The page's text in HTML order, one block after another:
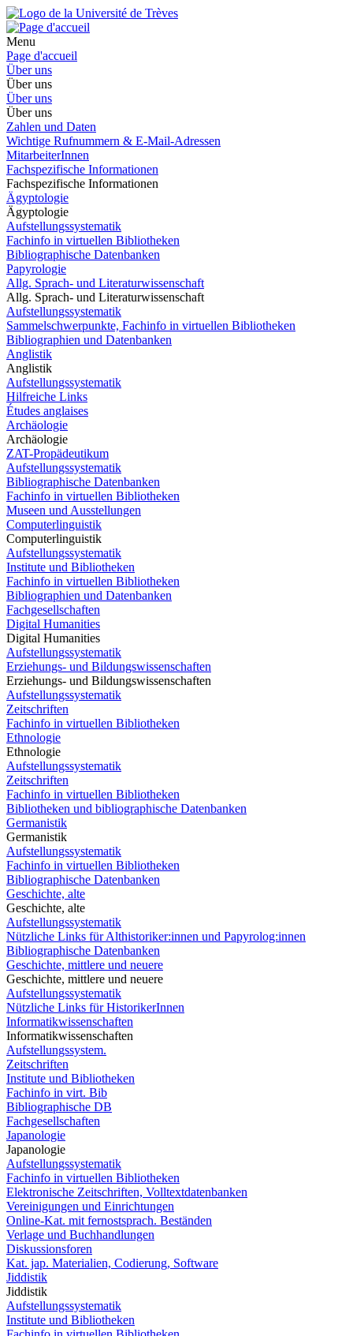
Menu
Page d'accueil
Über uns
Über uns
Über uns
Über uns
Zahlen und Daten
Wichtige Rufnummern & E-Mail-Adressen
MitarbeiterInnen
Fachspezifische Informationen
Fachspezifische Informationen
Ägyptologie
Ägyptologie
Aufstellungssystematik
Fachinfo in virtuellen Bibliotheken
Bibliographische Datenbanken
Papyrologie
Allg. Sprach- und Literaturwissenschaft
Allg. Sprach- und Literaturwissenschaft
Aufstellungssystematik
Sammelschwerpunkte, Fachinfo in virtuellen Bibliotheken
Bibliographien und Datenbanken
Anglistik
Anglistik
Aufstellungssystematik
Hilfreiche Links
Études anglaises
Archäologie
Archäologie
ZAT-Propädeutikum
Aufstellungssystematik
Bibliographische Datenbanken
Fachinfo in virtuellen Bibliotheken
Museen und Ausstellungen
Computerlinguistik
Computerlinguistik
Aufstellungssystematik
Institute und Bibliotheken
Fachinfo in virtuellen Bibliotheken
Bibliographien und Datenbanken
Fachgesellschaften
Digital Humanities
Digital Humanities
Aufstellungssystematik
Erziehungs- und Bildungswissenschaften
Erziehungs- und Bildungswissenschaften
Aufstellungssystematik
Zeitschriften
Fachinfo in virtuellen Bibliotheken
Ethnologie
Ethnologie
Aufstellungssystematik
Zeitschriften
Fachinfo in virtuellen Bibliotheken
Bibliotheken und bibliographische Datenbanken
Germanistik
Germanistik
Aufstellungssystematik
Fachinfo in virtuellen Bibliotheken
Bibliographische Datenbanken
Geschichte, alte
Geschichte, alte
Aufstellungssystematik
Nützliche Links für Althistoriker:innen und Papyrolog:innen
Bibliographische Datenbanken
Geschichte, mittlere und neuere
Geschichte, mittlere und neuere
Aufstellungssystematik
Nützliche Links für HistorikerInnen
Informatikwissenschaften
Informatikwissenschaften
Aufstellungssystem.
Zeitschriften
Institute und Bibliotheken
Fachinfo in virt. Bib
Bibliographische DB
Fachgesellschaften
Japanologie
Japanologie
Aufstellungssystematik
Fachinfo in virtuellen Bibliotheken
Elektronische Zeitschriften, Volltextdatenbanken
Vereinigungen und Einrichtungen
Online-Kat. mit fernostsprach. Beständen
Verlage und Buchhandlungen
Diskussionsforen
Kat. jap. Materialien, Codierung, Software
Jiddistik
Jiddistik
Aufstellungssystematik
Institute und Bibliotheken